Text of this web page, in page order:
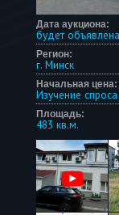
Дата аукциона:
будет
Регион:
г. Минск
Начальная цена:
Изучение
Площадь:
483 кв.м.